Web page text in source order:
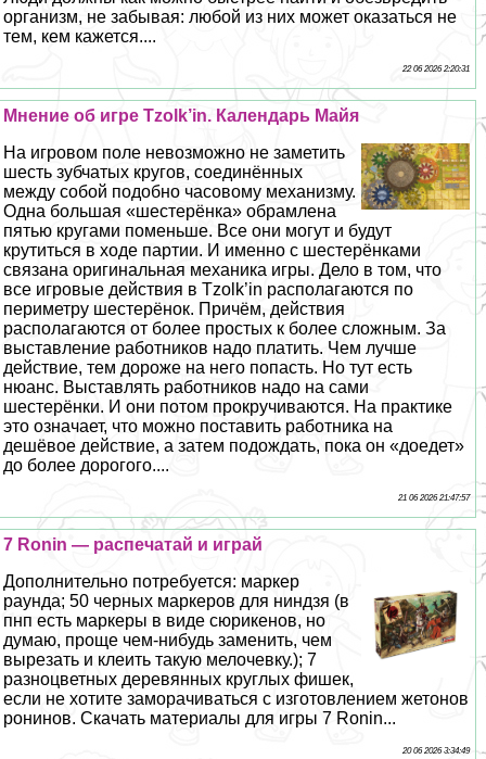
организм, не забывая: любой из них может оказаться не
тем, кем кажется....
22 06 2026 2:20:31
Мнение об игре Tzolk’in. Календарь Майя
На игровом поле невозможно не заметить
шесть зубчатых кругов, соединённых
между собой подобно часовому механизму.
Одна большая «шестерёнка» обрамлена
пятью кругами поменьше. Все они могут и будут
крутиться в ходе партии. И именно с шестерёнками
связана оригинальная механика игры. Дело в том, что
все игровые действия в Tzolk’in располагаются по
периметру шестерёнок. Причём, действия
располагаются от более простых к более сложным. За
выставление работников надо платить. Чем лучше
действие, тем дороже на него попасть. Но тут есть
нюанс. Выставлять работников надо на сами
шестерёнки. И они потом прокручиваются. На пpaктике
это означает, что можно поставить работника на
дешёвое действие, а затем подождать, пока он «доедет»
до более дорогого....
21 06 2026 21:47:57
7 Ronin — распечатай и играй
Дополнительно потребуется: маркер
раунда; 50 черных маркеров для ниндзя (в
пнп есть маркеры в виде сюрикенов, но
думаю, проще чем-нибудь заменить, чем
вырезать и клеить такую мелочевку.); 7
разноцветных деревянных круглых фишек,
если не хотите заморачиваться с изготовлением жетонов
ронинов. Скачать материалы для игры 7 Ronin...
20 06 2026 3:34:49